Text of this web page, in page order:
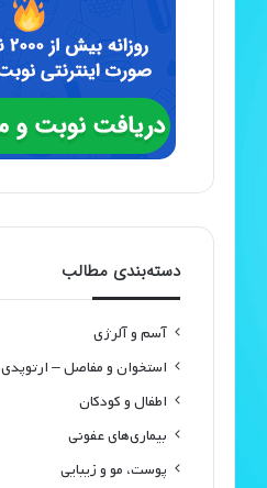
دسته‌بندی مطالب
آسم و آلرژی
استخوان و مفاصل – ارتوپدی
اطفال و کودکان
بیماری‌های عفونی
پوست، مو و زیبایی